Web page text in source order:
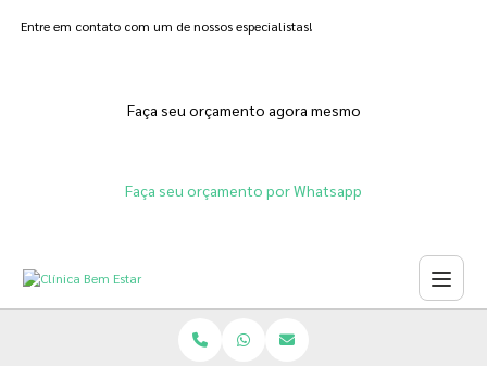
Entre em contato com um de nossos especialistas!
Faça seu orçamento agora mesmo
Faça seu orçamento por Whatsapp